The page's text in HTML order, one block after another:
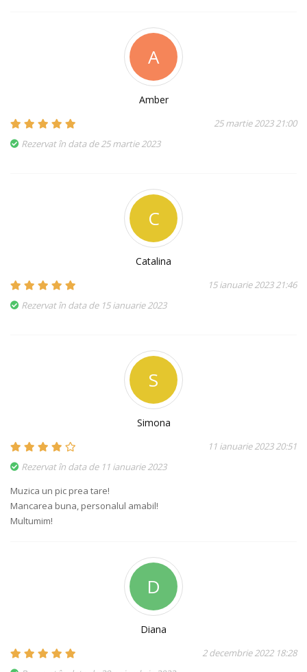
A
Amber
25 martie 2023 21:00
Rezervat în data de 25 martie 2023
C
Catalina
15 ianuarie 2023 21:46
Rezervat în data de 15 ianuarie 2023
S
Simona
11 ianuarie 2023 20:51
Rezervat în data de 11 ianuarie 2023
Muzica un pic prea tare!
Mancarea buna, personalul amabil!
Multumim!
D
Diana
2 decembrie 2022 18:28